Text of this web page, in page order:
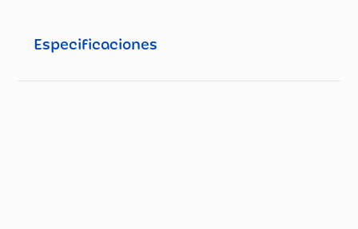
Especificaciones